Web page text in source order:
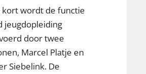
kort wordt de functie
jeugdopleiding
door twee
Marcel Platje en
Siebelink. De